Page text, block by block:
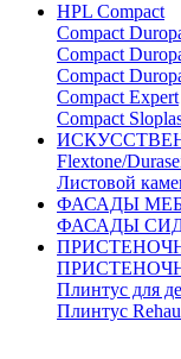
HPL Compact
Compact
Compact
Compact
Compact Expert
Compact
Flextone/
Листовой
ФАСАДЫ
ФАСАДЫ
Плинтус для
Плинтус